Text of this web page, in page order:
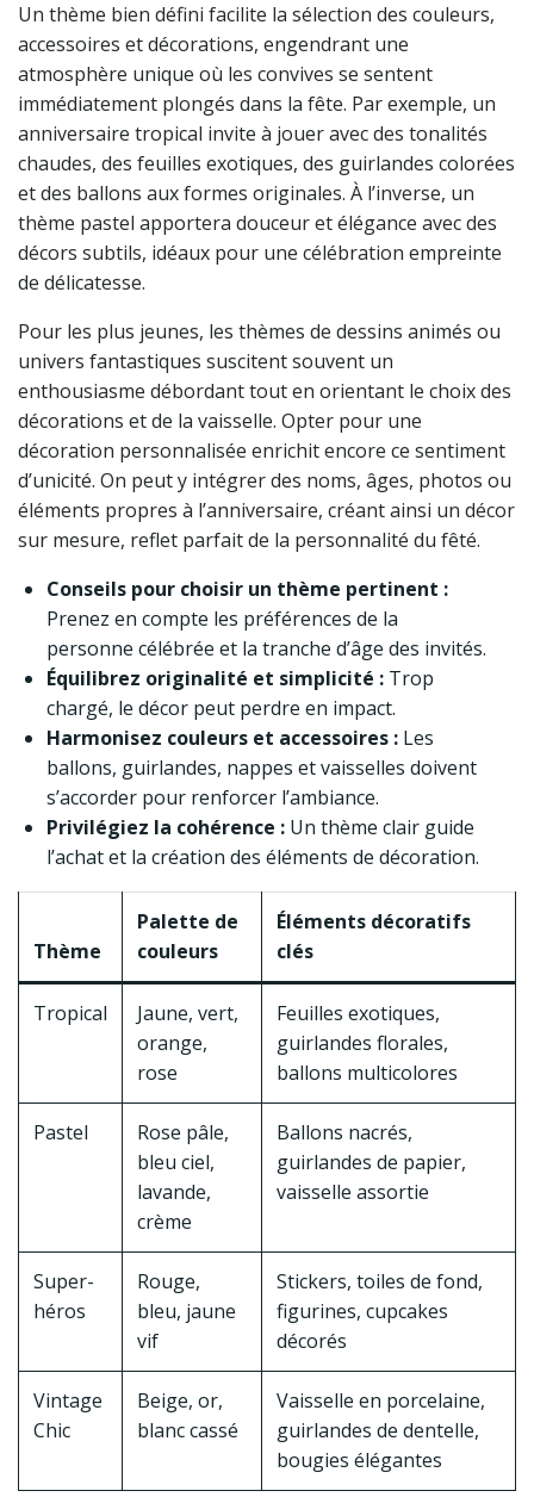
Un thème bien défini facilite la sélection des couleurs,
accessoires et décorations, engendrant une
atmosphère unique où les convives se sentent
immédiatement plongés dans la fête. Par exemple, un
anniversaire tropical invite à jouer avec des tonalités
chaudes, des feuilles exotiques, des guirlandes colorées
et des ballons aux formes originales. À l’inverse, un
thème pastel apportera douceur et élégance avec des
décors subtils, idéaux pour une célébration empreinte
de délicatesse.
Pour les plus jeunes, les thèmes de dessins animés ou
univers fantastiques suscitent souvent un
enthousiasme débordant tout en orientant le choix des
décorations et de la vaisselle. Opter pour une
décoration personnalisée enrichit encore ce sentiment
d’unicité. On peut y intégrer des noms, âges, photos ou
éléments propres à l’anniversaire, créant ainsi un décor
sur mesure, reflet parfait de la personnalité du fêté.
Conseils pour choisir un thème pertinent :
Prenez en compte les préférences de la
personne célébrée et la tranche d’âge des invités.
Équilibrez originalité et simplicité : Trop
chargé, le décor peut perdre en impact.
Harmonisez couleurs et accessoires : Les
ballons, guirlandes, nappes et vaisselles doivent
s’accorder pour renforcer l’ambiance.
Privilégiez la cohérence : Un thème clair guide
l’achat et la création des éléments de décoration.
Thème
Palette de
couleurs
Éléments décoratifs
clés
Tropical
Jaune, vert,
orange,
rose
Feuilles exotiques,
guirlandes florales,
ballons multicolores
Pastel
Rose pâle,
bleu ciel,
lavande,
crème
Ballons nacrés,
guirlandes de papier,
vaisselle assortie
Super-
héros
Rouge,
bleu, jaune
vif
Stickers, toiles de fond,
figurines, cupcakes
décorés
Vintage
Chic
Beige, or,
blanc cassé
Vaisselle en porcelaine,
guirlandes de dentelle,
bougies élégantes